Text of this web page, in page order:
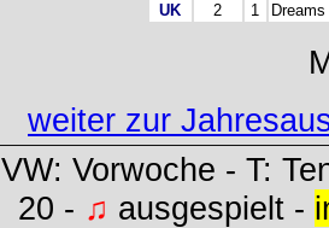
UK
2 1
weiter zur
VW: Vorwoche - T:
20 - ♫ ausgespielt -